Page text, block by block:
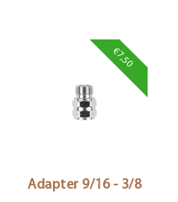
€7,50
Adapter 9/16 - 3/8